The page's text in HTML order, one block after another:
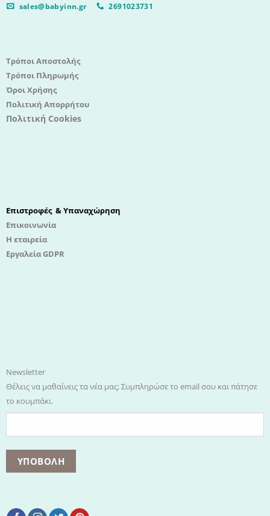
sales@babyinn.gr 2691023731
Τρόποι Αποστολής
Τρόποι Πληρωμής
Όροι Χρήσης
Πολιτική Απορρήτου
Πολιτική Cookies
Επιστροφές & Υπαναχώρηση
Επικοινωνία
Η εταιρεία
Εργαλεία GDPR
Newsletter
Θέλεις να μαθαίνεις τα νέα μας; Συμπληρώσε το email σου και πάτησε
το κουμπάκι.